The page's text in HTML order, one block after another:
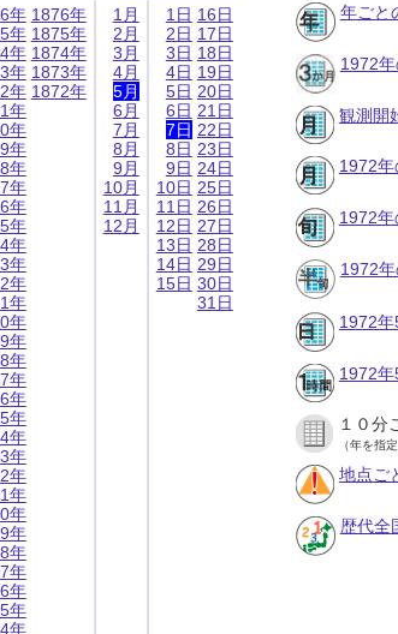
年
年
年
年
年
年
年
年
年
年
年
年
年
年
年
年
年
年
年
年
年
年
年
年
年
年
年
年
年
年
年
年
年
1876年
1875年
1874年
1873年
1872年
1月
2月
3月
4月
5月
6月
7月
8月
9月
10月
11月
12月
1日
2日
3日
4日
5日
6日
7日
8日
9日
10日
11日
12日
13日
14日
15日
16日
17日
18日
19日
20日
21日
22日
23日
24日
25日
26日
27日
28日
29日
30日
31日
年ごと
1972
観測開
1972
1972
1972
1972
1972
１０分
（年を指
地点ご
歴代全